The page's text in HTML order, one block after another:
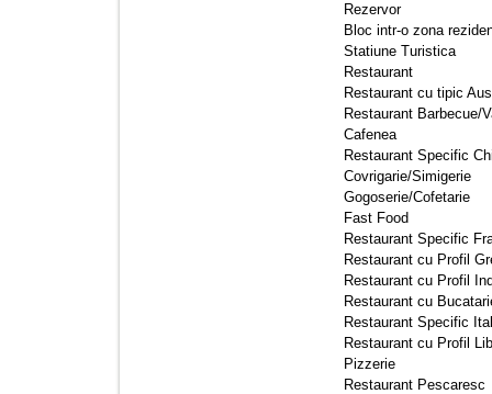
Rezervor
Bloc intr-o zona
Statiune Turistica
Restaurant
Restaurant cu tipic
Restaurant Barbecue/
Cafenea
Restaurant Specific
Covrigarie/Simigerie
Gogoserie/Cofetarie
Fast Food
Restaurant Specific
Restaurant cu Profil
Restaurant cu Profil
Restaurant cu
Restaurant Specific
Restaurant cu Profil
Pizzerie
Restaurant Pescaresc